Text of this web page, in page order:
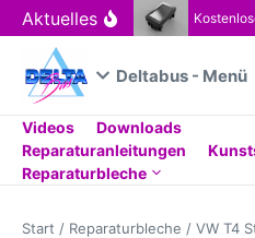
Zum Inhalt springen
Aktuelles
Deltabus - Menü
Videos
Downloads
Reparaturanleitungen
Reparaturbleche
Start / Reparaturbleche / VW T4